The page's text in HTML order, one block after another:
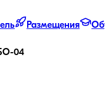
Размещения
04